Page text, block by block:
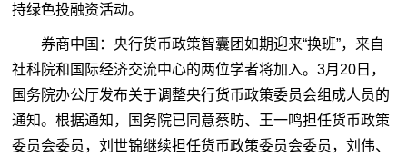
持绿色投融资活动。
券商中国：央行货币政策智囊团如期迎来“换班”，来自
社科院和国际经济交流中心的两位学者将加入。3月20日，
国务院办公厅发布关于调整央行货币政策委员会组成人员的
通知。根据通知，国务院已同意蔡昉、王一鸣担任货币政策
委员会委员，刘世锦继续担任货币政策委员会委员，刘伟、